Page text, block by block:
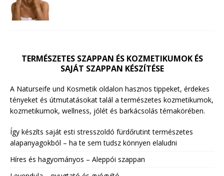
TERMÉSZETES SZAPPAN ÉS KOZMETIKUMOK ÉS
SAJÁT SZAPPAN KÉSZÍTÉSE
A Naturseife und Kosmetik oldalon hasznos tippeket, érdekes
tényeket és útmutatásokat talál a természetes kozmetikumok,
kozmetikumok, wellness, jólét és barkácsolás témakörében.
Így készíts saját esti stresszoldó fürdőrutint természetes
alapanyagokból – ha te sem tudsz könnyen elaludni
Híres és hagyományos – Aleppói szappan